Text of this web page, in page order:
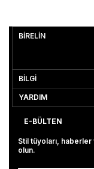
BİRELİN
BİLGİ
YARDIM
E-BÜLTEN
Stil tüyoları,
olun.